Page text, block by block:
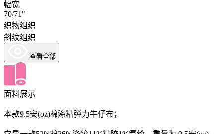
幅宽
70/71"
织物组织
斜纹组织
查看全部
面料展示
本款9.5安(oz)棉涤粘弹力牛仔布；